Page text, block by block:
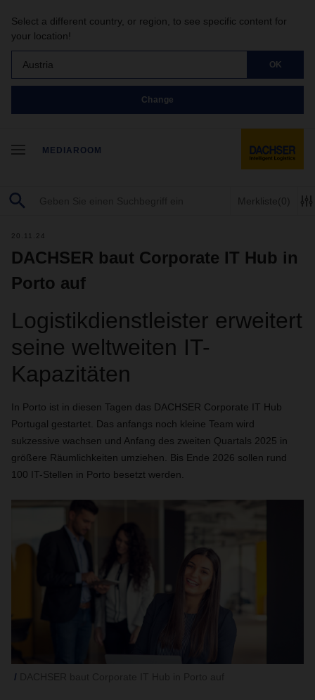
Select a different country, or region, to see specific content for
your location!
Austria OK
Change
MEDIAROOM
Merkliste(0)
20.11.24
DACHSER baut Corporate IT Hub in
Porto auf
Logistikdienstleister erweitert
seine weltweiten IT-
Kapazitäten
In Porto ist in diesen Tagen das DACHSER Corporate IT Hub
Portugal gestartet. Das anfangs noch kleine Team wird
sukzessive wachsen und Anfang des zweiten Quartals 2025 in
größere Räumlichkeiten umziehen. Bis Ende 2026 sollen rund
100 IT-Stellen in Porto besetzt werden.